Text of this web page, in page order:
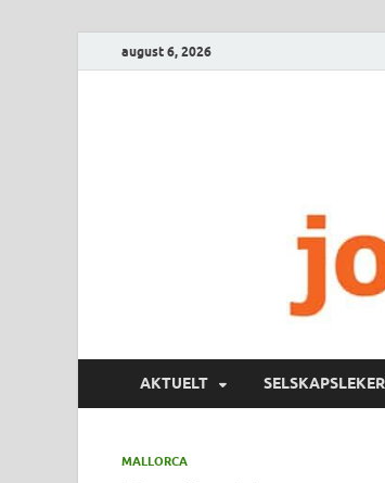
august 6, 2026
AKTUELT SELSKAPSLEKER
MALLORCA